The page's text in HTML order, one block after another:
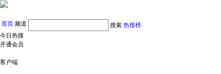
首页 频道 搜索 热搜榜
今日热搜
开通会员
客户端